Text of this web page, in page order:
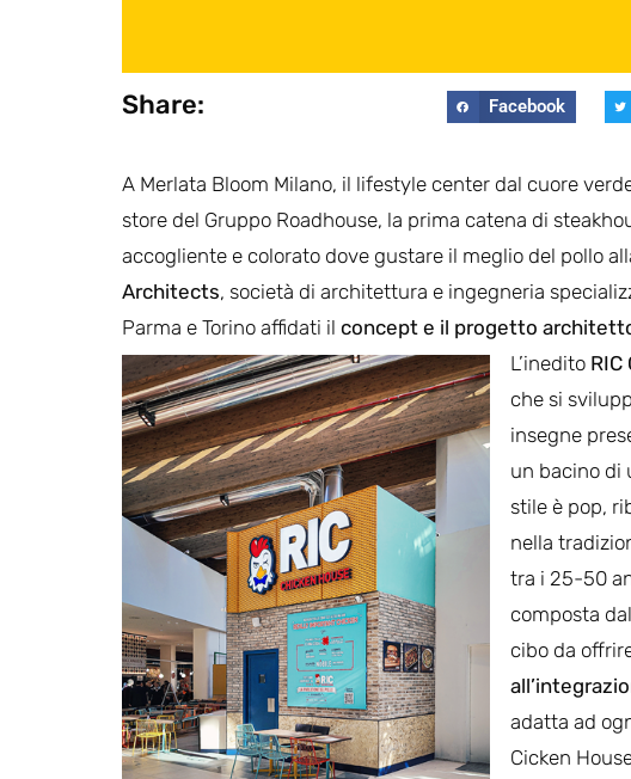
Share: Facebook
A Merlata Bloom Milano, il lifestyle center dal cuore
store del Gruppo Roadhouse, la prima catena di
accogliente e colorato dove gustare il meglio del pollo
Architects, società di architettura e ingegneria
Parma e Torino affidati il concept e il progetto
L’inedito RIC
che si
insegne
un bacino di
stile è pop,
nella
tra i 25-50
composta
cibo da
adatta ad
Cicken